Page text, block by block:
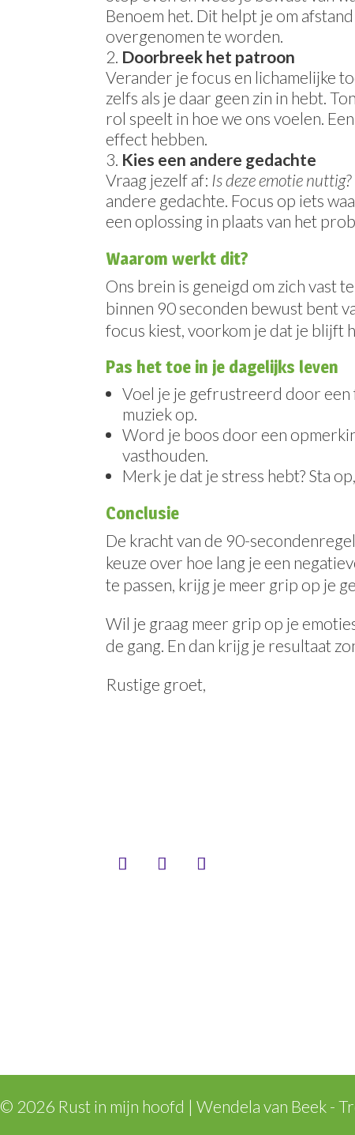
Benoem het. Dit helpt je om
overgenomen te worden.
Doorbreek het patroon
Verander je focus en lichamelijke
zelfs als je daar geen zin in hebt.
rol speelt in hoe we ons voelen.
effect hebben.
Kies een andere gedachte
Vraag jezelf af: Is deze emotie
andere gedachte. Focus op iets
een oplossing in plaats van het
Waarom werkt dit?
Ons brein is geneigd om zich vast
binnen 90 seconden bewust bent
focus kiest, voorkom je dat je blijft
Pas het toe in je dagelijks leven
Voel je je gefrustreerd door een
muziek op.
Word je boos door een
vasthouden.
Merk je dat je stress hebt? Sta
Conclusie
De kracht van de 90-
keuze over hoe lang je een
te passen, krijg je meer grip op je
Wil je graag meer grip op je
de gang. En dan krijg je resultaat
Rustige groet,
© 2026 Rust in mijn hoofd | Wendela van Beek -